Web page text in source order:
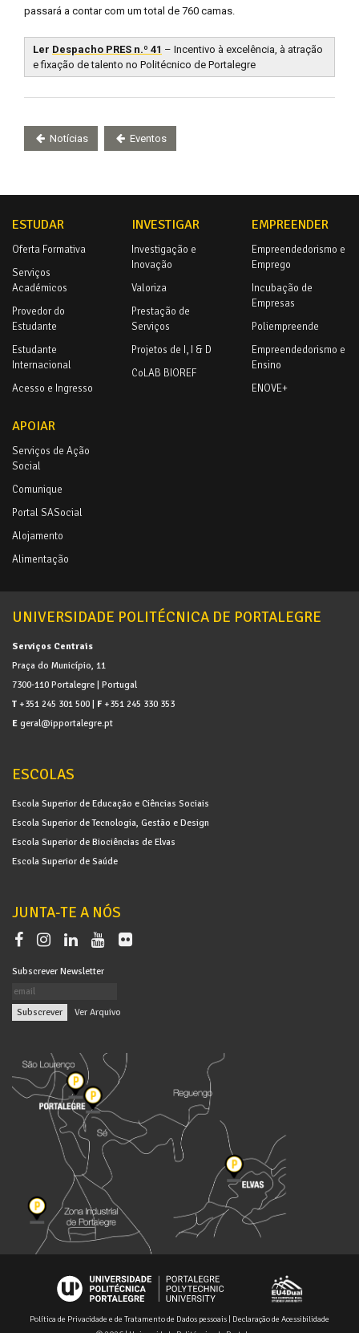
passará a contar com um total de 760 camas.
Ler Despacho PRES n.º 41 – Incentivo à excelência, à atração
e fixação de talento no Politécnico de Portalegre
Notícias Eventos
ESTUDAR
Oferta Formativa
Serviços
Académicos
Provedor do
Estudante
Estudante
Internacional
Acesso e Ingresso
INVESTIGAR
Investigação e
Inovação
Valoriza
Prestação de
Serviços
Projetos de I, I & D
CoLAB BIOREF
EMPREENDER
Empreendedorismo e
Emprego
Incubação de
Empresas
Poliempreende
Empreendedorismo e
Ensino
ENOVE+
APOIAR
Serviços de Ação
Social
Comunique
Portal SASocial
Alojamento
Alimentação
UNIVERSIDADE POLITÉCNICA DE PORTALEGRE
Serviços Centrais
Praça do Município, 11
7300-110 Portalegre | Portugal
T +351 245 301 500 | F +351 245 330 353
E geral@ipportalegre.pt
ESCOLAS
Escola Superior de Educação e Ciências Sociais
Escola Superior de Tecnologia, Gestão e Design
Escola Superior de Biociências de Elvas
Escola Superior de Saúde
JUNTA-TE A NÓS
Subscrever Newsletter
Ver Arquivo
Política de Privacidade e de Tratamento de Dados pessoais
Declaração de Acessibilidade